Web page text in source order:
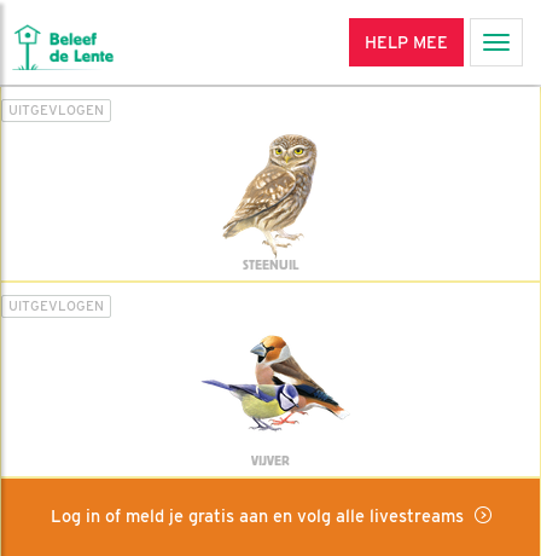
HELP MEE
UITGEVLOGEN
STEENUIL
UITGEVLOGEN
VIJVER
Log in of meld je gratis aan en volg alle livestreams